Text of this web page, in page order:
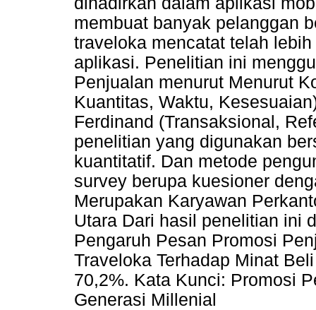
membuat banyak pelanggan
traveloka mencatat telah
aplikasi. Penelitian ini
Penjualan menurut Menurut
Kuantitas, Waktu,
Ferdinand (Transaksional,
penelitian yang digunakan
kuantitatif. Dan metode
survey berupa kuesioner
Merupakan Karyawan
Utara Dari hasil penelitian ini
Pengaruh Pesan Promosi
Traveloka Terhadap Minat
70,2%. Kata Kunci: Promosi
Generasi Millenial